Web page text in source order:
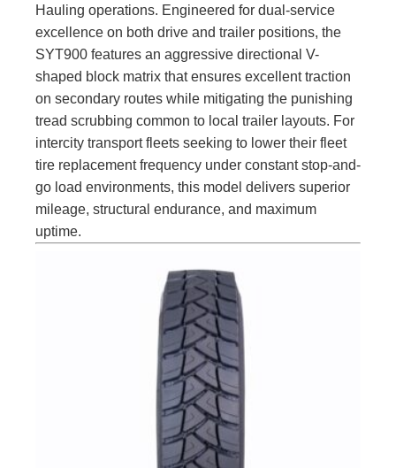
Hauling operations. Engineered for dual-service
excellence on both drive and trailer positions, the
SYT900 features an aggressive directional V-
shaped block matrix that ensures excellent traction
on secondary routes while mitigating the punishing
tread scrubbing common to local trailer layouts. For
intercity transport fleets seeking to lower their fleet
tire replacement frequency under constant stop-and-
go load environments, this model delivers superior
mileage, structural endurance, and maximum
uptime.